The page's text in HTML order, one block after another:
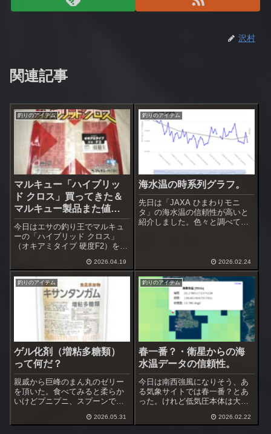
沢村
関連記事
釣りのアイテム
マルキュー「ハイブリッ
ド クロス」買ってきた＆
マルキュー製品また値上
げ。
今日はエサの釣り王でマルキュ
ーの「ハイブリッド クロス」
（オキアミタイプ 硬度F2）を買
は初回はオキアミタイプ 硬度F2
のみの入荷でした。価格は836
円、２Ｐ入りで１Ｐ418円、ちょ
っと高いですね。再冷凍が可能
2026.04.19
釣りのアイテム
海水温の時系列グラフ。
先日は「JAXA ひまわりモニ
タ」の海水温の信頼性が高いと
紹介しました。色々と調べてい
タイム海況データで過去１ヶ月
分の推移は見られる、けれども
っと前のデータ...
2026.02.24
釣りのアイテム
ゲル化剤（増粘多糖類）
って何だ？
親戚から巨峰のまん丸のゼリー
を頂いた。食べてみると柔らか
いけどプニプニ、スプーンでは
硬さがあった。寒天やゼラチン
2026.05.31
釣りのアイテム
春一番？・衛星からの海
水温データの信頼性。
今日は南西強風になりそう、あ
る気象サイトでは春一番？とあ
った。けれど低気圧本体は大
一番は確実。東京都心は風吹か
2026.02.22